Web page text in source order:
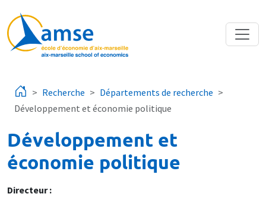
Recherche
Départements de recherche
Développement et économie politique
Développement et
économie politique
Directeur :